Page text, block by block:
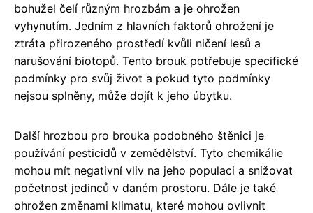
bohužel čelí různým hrozbám a je ohrožen
vyhynutím. Jedním z hlavních faktorů ohrožení je
ztráta přirozeného prostředí kvůli ničení lesů a
narušování biotopů. Tento brouk potřebuje specifické
podmínky pro svůj život a pokud tyto podmínky
nejsou splněny, může dojít k jeho úbytku.
Další hrozbou pro brouka podobného štěnici je
používání pesticidů v zemědělství. Tyto chemikálie
mohou mít negativní vliv na jeho populaci a snižovat
početnost jedinců v daném prostoru. Dále je také
ohrožen změnami klimatu, které mohou ovlivnit